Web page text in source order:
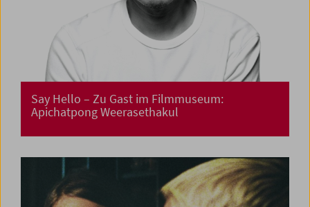
Say Hello – Zu Gast im Filmmuseum:
Apichatpong Weerasethakul